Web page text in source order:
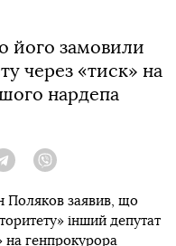
його замовили
через «тиск» на
нардепа
TelegramViber
Поляков заявив, що
інший депутат
на генпрокурора